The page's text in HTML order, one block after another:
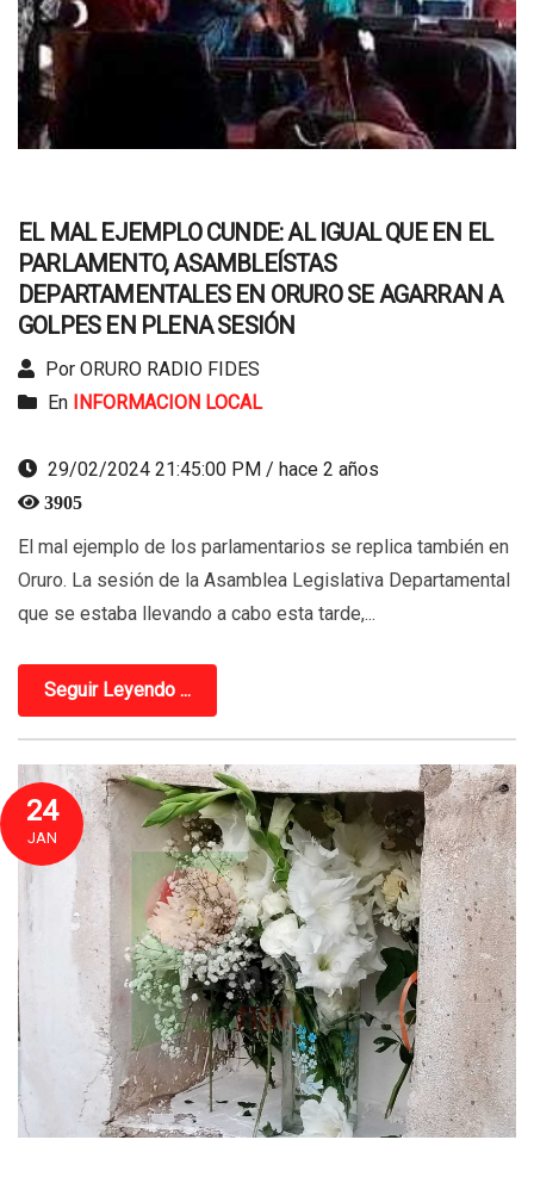
EL MAL EJEMPLO CUNDE: AL IGUAL QUE EN EL
PARLAMENTO, ASAMBLEÍSTAS
DEPARTAMENTALES EN ORURO SE AGARRAN A
GOLPES EN PLENA SESIÓN
Por ORURO RADIO FIDES
En INFORMACION LOCAL
29/02/2024 21:45:00 PM / hace 2 años
3905
El mal ejemplo de los parlamentarios se replica también en
Oruro. La sesión de la Asamblea Legislativa Departamental
que se estaba llevando a cabo esta tarde,...
Seguir Leyendo ...
24
JAN